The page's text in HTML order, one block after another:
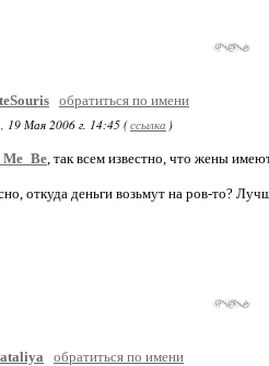
обратиться по имени
19 Мая 2006 г. 14:45 (ссылка )
, так всем известно, что жены
откуда деньги возьмут на ров-то?
обратиться по имени